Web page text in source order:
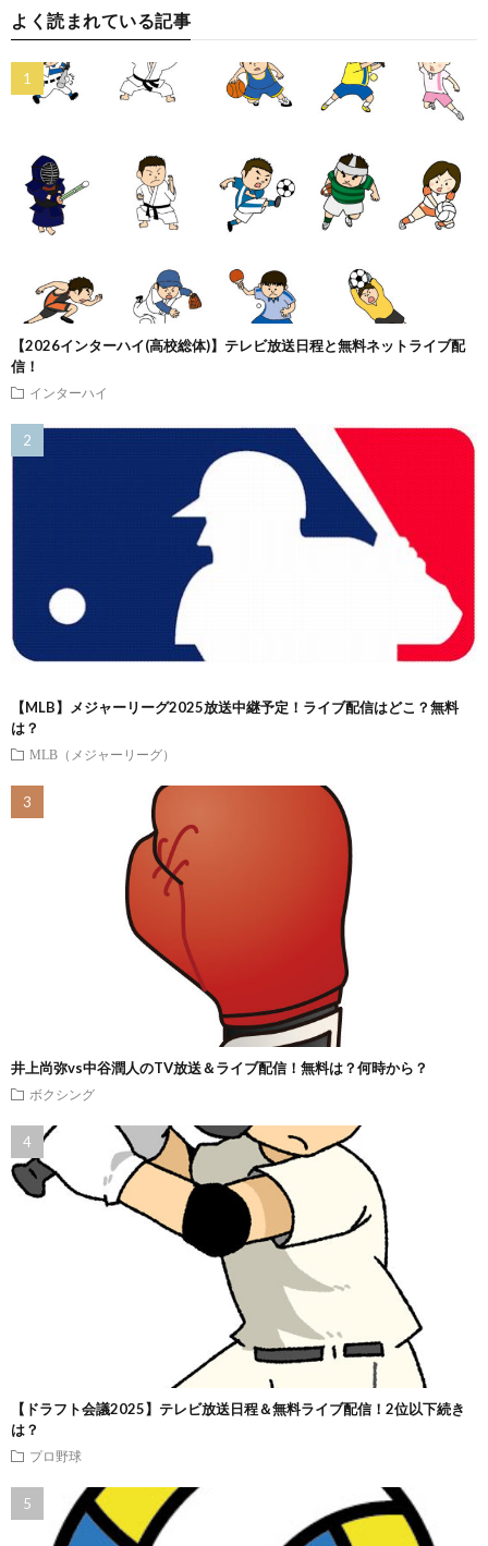
よく読まれている記事
【2026インターハイ(高校総体)】テレビ放送日程と無料ネットライブ配
信！
インターハイ
【MLB】メジャーリーグ2025放送中継予定！ライブ配信はどこ？無料
は？
MLB（メジャーリーグ）
井上尚弥vs中谷潤人のTV放送＆ライブ配信！無料は？何時から？
ボクシング
【ドラフト会議2025】テレビ放送日程＆無料ライブ配信！2位以下続き
は？
プロ野球